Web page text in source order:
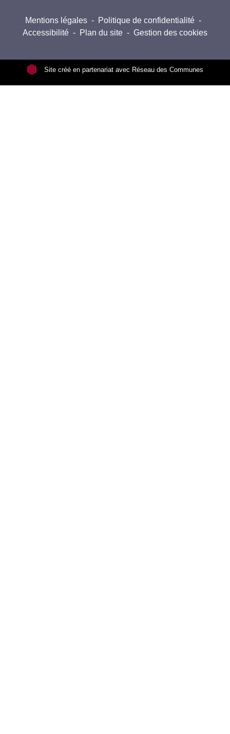
Mentions légales - Politique de confidentialité -
Accessibilité - Plan du site - Gestion des cookies
Site créé en partenariat avec Réseau des Communes